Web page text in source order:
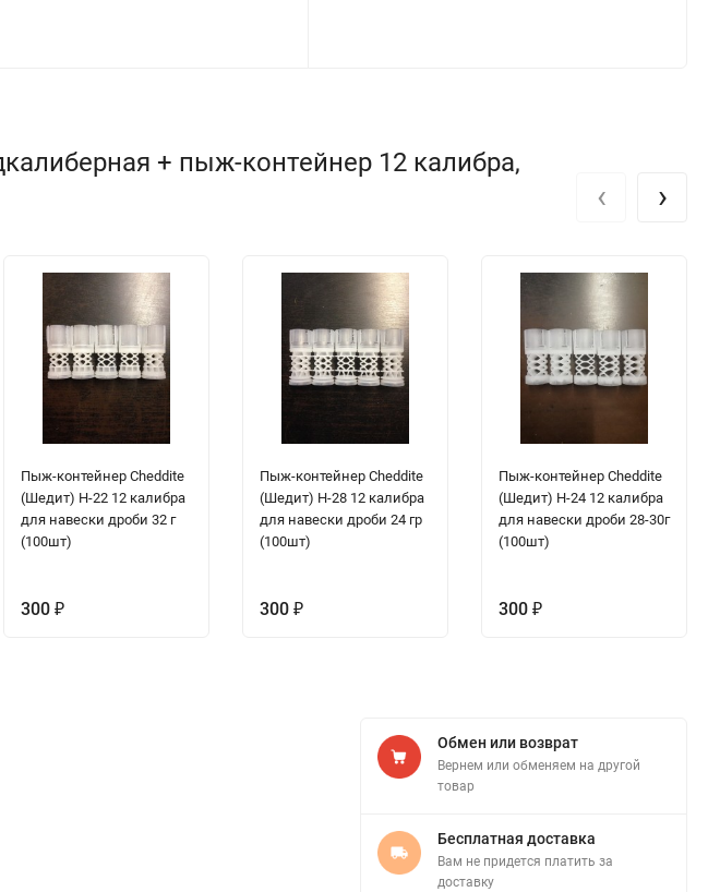
+ пыж-контейнер 12 калибра,
Пыж-контейнер Cheddite
(Шедит) H-22 12 калибра
для навески дроби 32 г
(100шт)
300 ₽
Пыж-контейнер Cheddite
(Шедит) H-28 12 калибра
для навески дроби 24 гр
(100шт)
300 ₽
Пыж-контейнер Cheddite
(Шедит) H-24 12 калибра
для навески дроби 28-30г
(100шт)
300 ₽
‹ ›
Обмен или возврат
Вернем или обменяем на другой
товар
Бесплатная доставка
Вам не придется платить за
доставку